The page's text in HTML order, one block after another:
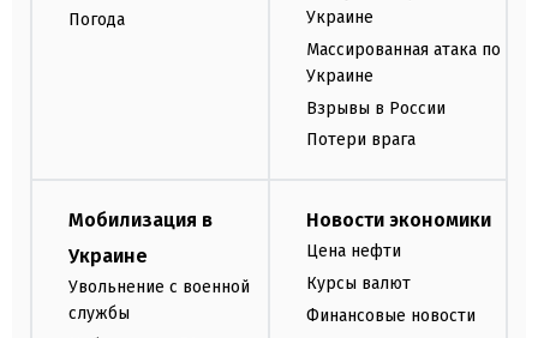
Погода
Украине
Массированная атака по
Украине
Взрывы в России
Потери врага
Мобилизация в
Украине
Увольнение с военной
службы
Новости экономики
Цена нефти
Курсы валют
Финансовые новости